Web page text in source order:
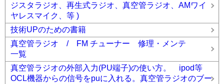
ジスタラジオ、再生式ラジオ、真空管ラジオ、AMワイ
ヤレスマイク、等 )
技術UPのための書籍
真空管ラジオ / FM チューナー 修理・メンテ
一覧
真空管ラジオの外部入力(PU端子)の使い方。 ipod等
OCL機器からの信号をpuに入れる。真空管ラジオのブー